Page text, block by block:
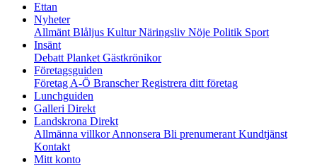
Ettan
Nyheter
Allmänt Blåljus KulturNäringsliv Nöje Politik Sport
Insänt
Debatt Planket Gästkrönikor
Företagsguiden
Företag A-Ö BranscherRegistrera ditt företag
Lunchguiden
Galleri Direkt
Landskrona Direkt
Allmänna villkorAnnonsera Bli prenumerant Kundtjänst
Kontakt
Mitt konto